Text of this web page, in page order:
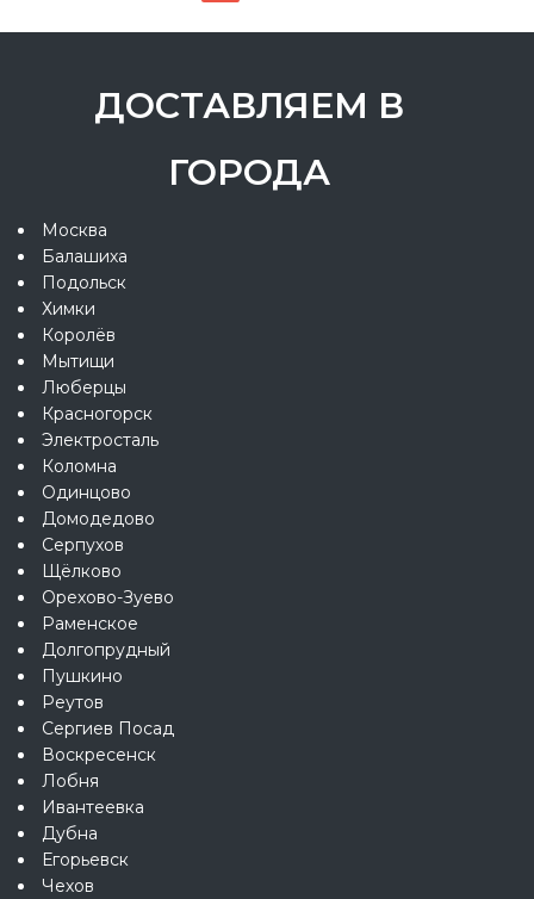
ДОСТАВЛЯЕМ В
ГОРОДА
Москва
Балашиха
Подольск
Химки
Королёв
Мытищи
Люберцы
Красногорск
Электросталь
Коломна
Одинцово
Домодедово
Серпухов
Щёлково
Орехово-Зуево
Раменское
Долгопрудный
Пушкино
Реутов
Сергиев Посад
Воскресенск
Лобня
Ивантеевка
Дубна
Егорьевск
Чехов